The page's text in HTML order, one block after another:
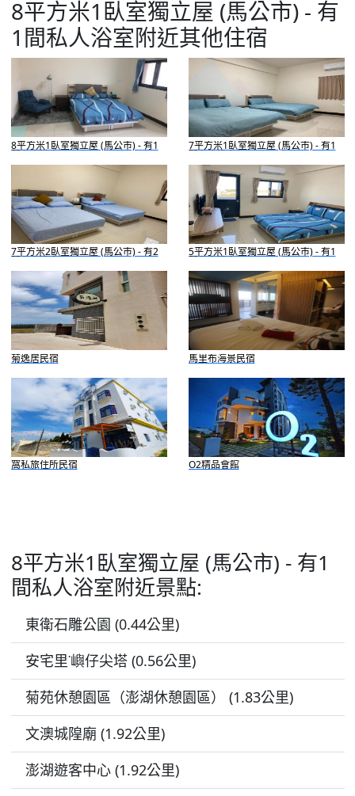
8平方米1臥室獨立屋 (馬公市) - 有
1間私人浴室附近其他住宿
8平方米1臥室獨立屋 (馬公市) - 有1
間私人浴室
7平方米1臥室獨立屋 (馬公市) - 有1
間私人浴室
7平方米2臥室獨立屋 (馬公市) - 有2
間私人浴室
5平方米1臥室獨立屋 (馬公市) - 有1
間私人浴室
菊逸居民宿 馬里布海景民宿
窩私旅住所民宿 O2精品會館
8平方米1臥室獨立屋 (馬公市) - 有1
間私人浴室附近景點:
東衛石雕公園 (0.44公里)
安宅里˙嶼仔尖塔 (0.56公里)
菊苑休憩園區（澎湖休憩園區） (1.83公里)
文澳城隍廟 (1.92公里)
澎湖遊客中心 (1.92公里)